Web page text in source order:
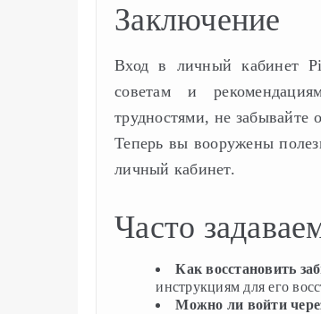
Заключение
Вход в личный кабинет
советам и
трудностями, не забывайте
Теперь вы вооружены
личный кабинет.
Часто
Как восстановить
инструкциям для его
Можно ли войти